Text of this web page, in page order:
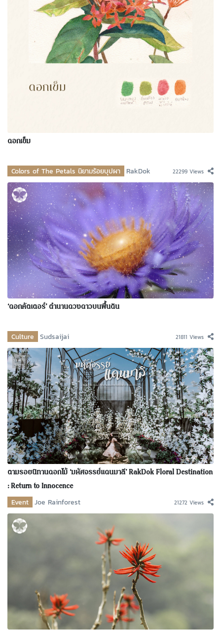
ดอกเข็ม
Colors of The Petals นิยามร้อยบุปผา RakDok 22299 Views
‘ดอกคัตเตอร์’ ตำนานดวงดาวบนพื้นดิน
Culture Sudsaijai 21811 Views
ตามรอยนิทานดอกไม้ ‘มหัศจรรย์แดนมาลี’ RakDok Floral Destination
: Return to Innocence
Event Joe Rainforest 21272 Views